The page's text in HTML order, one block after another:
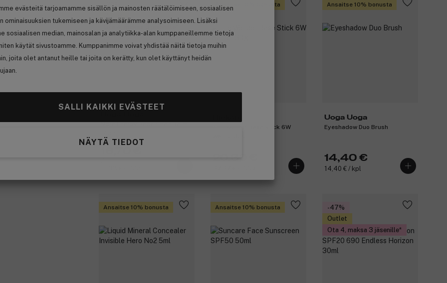
evästeitä tarjoamamme sisällön ja mainosten räätälöimiseen, sosiaalisen
ominaisuuksien tukemiseen ja kävijämäärämme analysoimiseen. Lisäksi
sosiaalisen median, mainosalan ja analytiikka-alan kumppaneillemme tietoja
käytät sivustoamme. Kumppanimme voivat yhdistää näitä tietoja muihin
joita olet antanut heille tai joita on kerätty, kun olet käyttänyt heidän
SALLI KAIKKI EVÄSTEET
NÄYTÄ TIEDOT
-20%
More Energy Repair Hair Balm
Ansaitse 10% bonusta
The Wonder Base Stick 6W
Ansaitse 10% bonusta
Uoga Uoga
Eyeshadow Duo Brush
14,40 €
14,40 € / kpl
Ansaitse 10% bonusta Ansaitse 10% bonusta
-47%
Outlet
Ota 4, maksa 3 jäsenille